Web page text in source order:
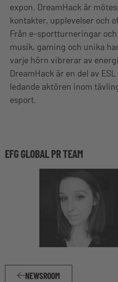
expon. DreamHack är
kontakter, upplevelser och
Från e-sportturneringar
musik, gaming och unika
varje hörn vibrerar av
DreamHack är en del av ESL
ledande aktören inom
esport.
EFG GLOBAL PR TEAM
NEWSROOM